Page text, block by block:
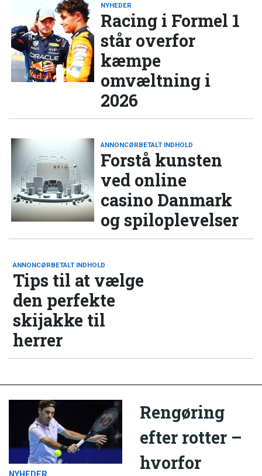
NYHEDER
Racing i Formel 1
står overfor
kæmpe
omvæltning i
2026
ANNONCØRBETALT INDHOLD
Forstå kunsten
ved online
casino Danmark
og spiloplevelser
ANNONCØRBETALT INDHOLD
Tips til at vælge
den perfekte
skijakke til
herrer
Rengøring
efter rotter –
hvorfor